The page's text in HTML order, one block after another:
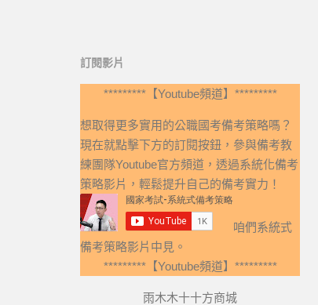
訂閱影片
*********【Youtube頻道】*********
想取得更多實用的公職國考備考策略嗎？
現在就點擊下方的訂閱按鈕，參與備考教
練團隊Youtube官方頻道，透過系統化備考
策略影片，輕鬆提升自己的備考實力！
咱們系統式
備考策略影片中見。
*********【Youtube頻道】*********
雨木木十十方商城